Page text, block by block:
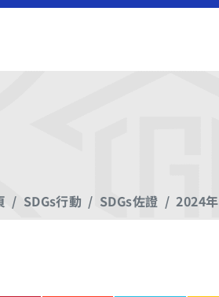
SDGs行動 SDGs佐證 2024年